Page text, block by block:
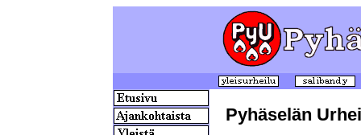
Pyhäselän